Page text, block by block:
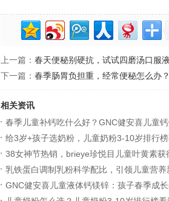
上一篇： 春天便秘别硬抗，试试四磨汤口服液
下一篇： 春季肠胃负担重，经常便秘怎么办？
相关资讯
春季儿童补钙吃什么好？GNC健安喜儿童
养
(2024-03-27)
给3岁+孩子选奶粉，儿童奶粉3-10岁排行
25)
38女神节热销，brieye珍悦目儿童叶黄素获
(2024-03-21)
乳铁蛋白调制乳粉科学配比，引领儿童营养
GNC健安喜儿童液体钙镁锌：孩子春季成长